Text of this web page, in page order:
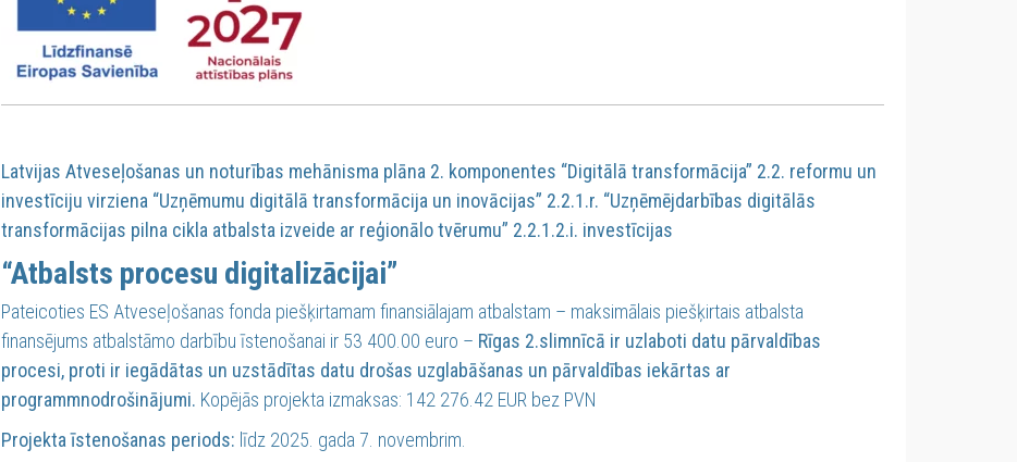
Latvijas Atveseļošanas un noturības mehānisma plāna 2. komponentes “Digitālā transformācija” 2.2. reformu un
investīciju virziena “Uzņēmumu digitālā transformācija un inovācijas” 2.2.1.r. “Uzņēmējdarbības digitālās
transformācijas pilna cikla atbalsta izveide ar reģionālo tvērumu” 2.2.1.2.i. investīcijas
“Atbalsts procesu digitalizācijai”
Pateicoties ES Atveseļošanas fonda piešķirtamam finansiālajam atbalstam – maksimālais piešķirtais atbalsta
finansējums atbalstāmo darbību īstenošanai ir 53 400.00 euro – Rīgas 2.slimnīcā ir uzlaboti datu pārvaldības
procesi, proti ir iegādātas un uzstādītas datu drošas uzglabāšanas un pārvaldības iekārtas ar
programmnodrošinājumi. Kopējās projekta izmaksas: 142 276.42 EUR bez PVN
Projekta īstenošanas periods: līdz 2025. gada 7. novembrim.